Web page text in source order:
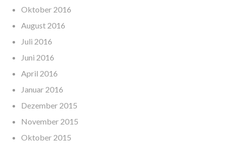
Oktober 2016
August 2016
Juli 2016
Juni 2016
April 2016
Januar 2016
Dezember 2015
November 2015
Oktober 2015